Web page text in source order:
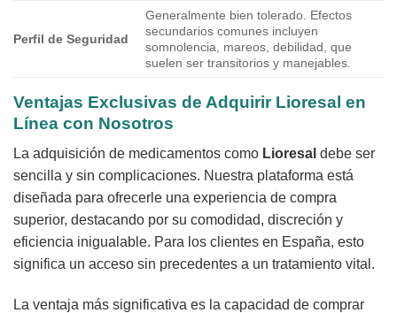
Perfil de Seguridad
Generalmente bien tolerado. Efectos
secundarios comunes incluyen
somnolencia, mareos, debilidad, que
suelen ser transitorios y manejables.
Ventajas Exclusivas de Adquirir Lioresal en
Línea con Nosotros
La adquisición de medicamentos como Lioresal debe ser
sencilla y sin complicaciones. Nuestra plataforma está
diseñada para ofrecerle una experiencia de compra
superior, destacando por su comodidad, discreción y
eficiencia inigualable. Para los clientes en España, esto
significa un acceso sin precedentes a un tratamiento vital.
La ventaja más significativa es la capacidad de comprar